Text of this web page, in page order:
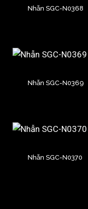
Nhẫn SGC-N0368
Nhẫn SGC-N0369
Nhẫn SGC-N0370